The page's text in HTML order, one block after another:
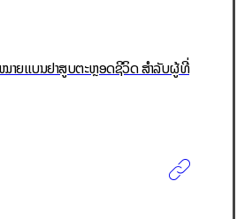
າຍແບນຢາສູບຕະຫຼອດຊີວິດ ສຳລັບຜູ້ທີ່